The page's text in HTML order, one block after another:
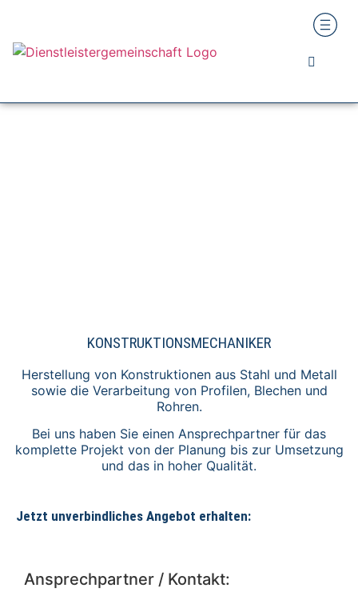
KONSTRUKTIONSMECHANIKER
Herstellung von Konstruktionen aus Stahl und Metall
sowie die Verarbeitung von Profilen, Blechen und
Rohren.
Bei uns haben Sie einen Ansprechpartner für das
komplette Projekt von der Planung bis zur Umsetzung
und das in hoher Qualität.
Jetzt unverbindliches Angebot erhalten:
Ansprechpartner / Kontakt: